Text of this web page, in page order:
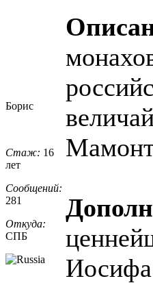
Борис
Стаж: 16
лет
Сообщений:
281
Откуда:
СПБ
Иосифа